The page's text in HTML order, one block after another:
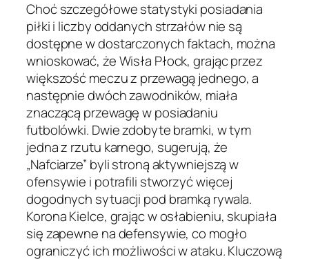
Choć szczegółowe statystyki posiadania
piłki i liczby oddanych strzałów nie są
dostępne w dostarczonych faktach, można
wnioskować, że Wisła Płock, grając przez
większość meczu z przewagą jednego, a
następnie dwóch zawodników, miała
znaczącą przewagę w posiadaniu
futbolówki. Dwie zdobyte bramki, w tym
jedna z rzutu karnego, sugerują, że
„Nafciarze” byli stroną aktywniejszą w
ofensywie i potrafili stworzyć więcej
dogodnych sytuacji pod bramką rywala.
Korona Kielce, grając w osłabieniu, skupiała
się zapewne na defensywie, co mogło
ograniczyć ich możliwości w ataku. Kluczową